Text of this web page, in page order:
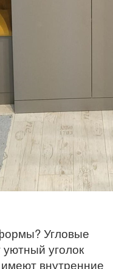
Угловые
уголок
внутренние